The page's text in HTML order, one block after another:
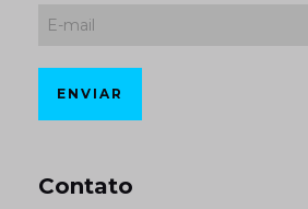
Contato